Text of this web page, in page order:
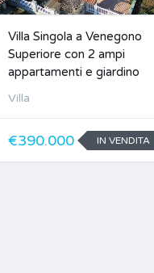
Villa Singola a Venegono
Superiore con 2 ampi
appartamenti e giardino
Villa
€390.000 IN VENDITA